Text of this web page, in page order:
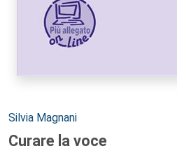
Autori:
Silvia Magnani
Curare la voce